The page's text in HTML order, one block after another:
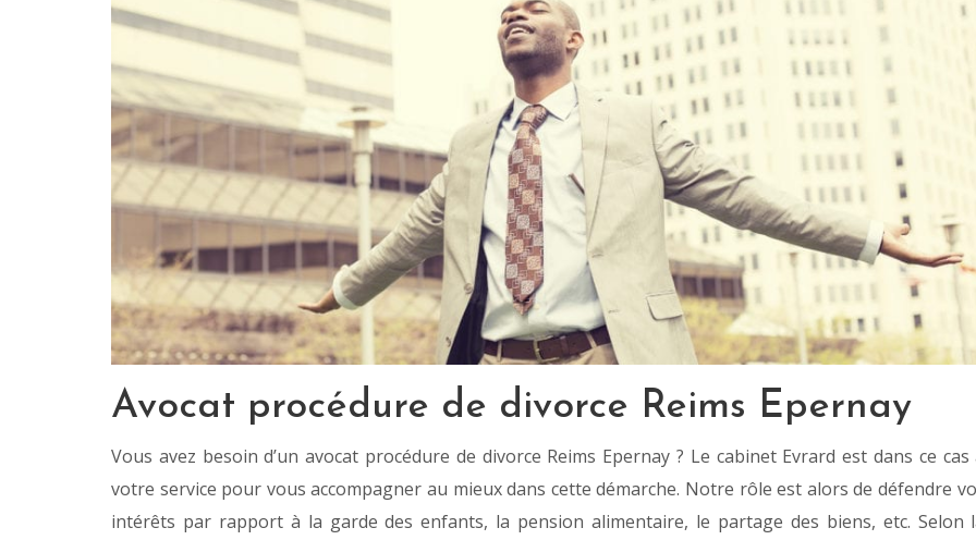
Avocat procédure de divorce Reims Epernay
Vous avez besoin d’un avocat procédure de divorce Reims Epernay ? Le cabinet Evrard est dans ce cas
votre service pour vous accompagner au mieux dans cette démarche. Notre rôle est alors de défendre
intérêts par rapport à la garde des enfants, la pension alimentaire, le partage des biens, etc. Selon